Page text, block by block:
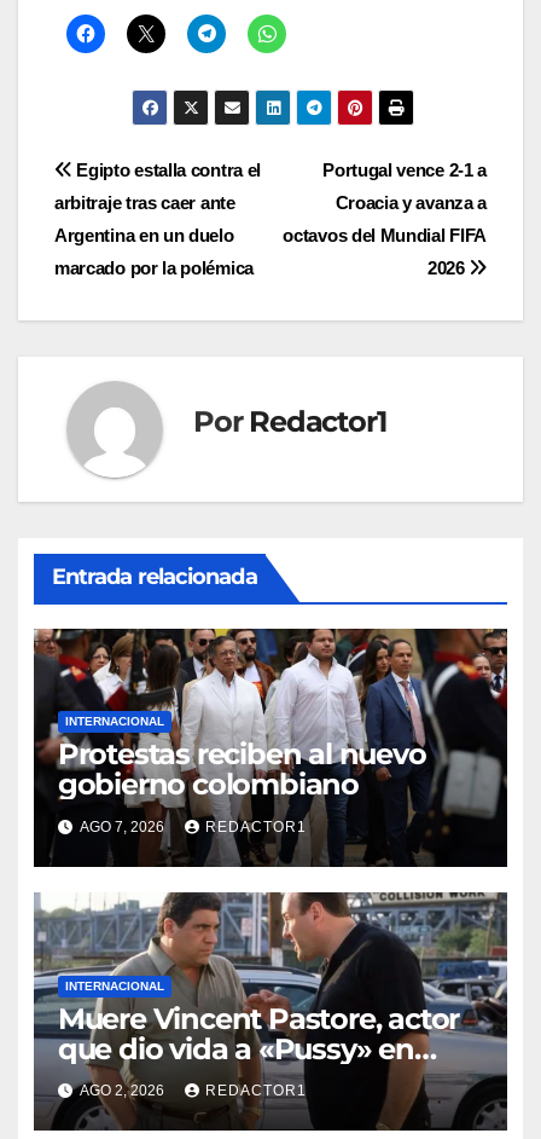
Navegación
de
entradas
Portugal vence 2-1 a
Croacia y avanza a
octavos del Mundial FIFA
2026
Egipto estalla contra el
arbitraje tras caer ante
Argentina en un duelo
marcado por la polémica
Por Redactor1
Entrada relacionada
INTERNACIONAL
Protestas reciben al nuevo
gobierno colombiano
AGO 7, 2026 REDACTOR1
INTERNACIONAL
Muere Vincent Pastore, actor
que dio vida a «Pussy» en
«Los Soprano»
AGO 2, 2026 REDACTOR1